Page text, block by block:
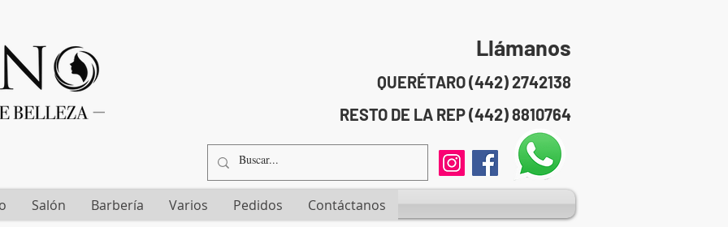
Llámanos
QUERÉTARO (442) 2742138
RESTO DE LA REP (442) 8810764
Salón Barbería Varios Pedidos Contáctanos